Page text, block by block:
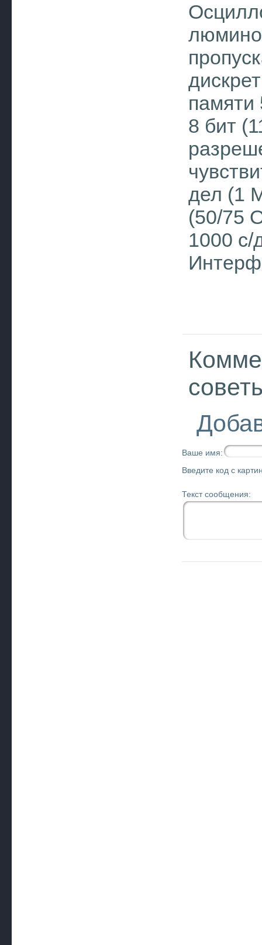
памяти
8 бит
дел (1
(50/75
1000 c/
Ваше имя:
Введите код с
Текст сообщения: